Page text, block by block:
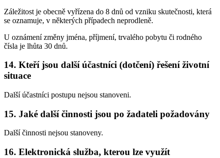
Záležitost je obecně vyřízena do 8 dnů od vzniku skutečnosti, která
se oznamuje, v některých případech neprodleně.
U oznámení změny jména, příjmení, trvalého pobytu či rodného
čísla je lhůta 30 dnů.
14. Kteří jsou další účastníci (dotčení) řešení životní
situace
Další účastníci postupu nejsou stanoveni.
15. Jaké další činnosti jsou po žadateli požadovány
Další činnosti nejsou stanoveny.
16. Elektronická služba, kterou lze využít